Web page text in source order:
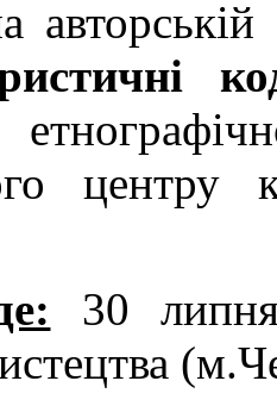
авторській
центру
30